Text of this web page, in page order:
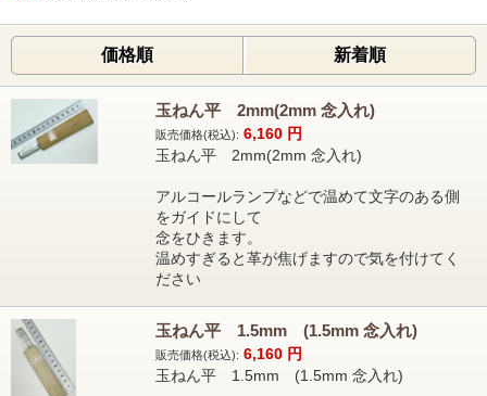
価格順 新着順
玉ねん平 2mm(2mm 念入れ)
販売価格(税込): 6,160 円
玉ねん平 2mm(2mm 念入れ)
アルコールランプなどで温めて文字のある側
をガイドにして
念をひきます。
温めすぎると革が焦げますので気を付けてく
ださい
玉ねん平 1.5mm (1.5mm 念入れ)
販売価格(税込): 6,160 円
玉ねん平 1.5mm (1.5mm 念入れ)